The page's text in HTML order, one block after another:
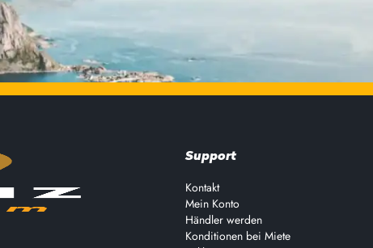
Support
Kontakt
Mein Konto
Händler werden
Konditionen bei Miete